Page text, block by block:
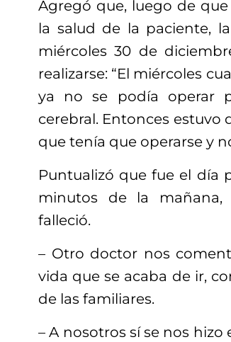
Agregó que, luego de
la salud de la paciente,
miércoles 30 de
realizarse: “El miércoles
ya no se podía operar
cerebral. Entonces estuvo
que tenía que operarse y
Puntualizó que fue el día
minutos de la mañana,
falleció.
– Otro doctor nos
vida que se acaba de ir,
de las familiares.
– A nosotros sí se nos